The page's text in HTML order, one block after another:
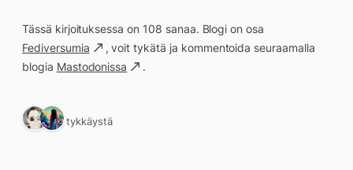
Tässä kirjoituksessa on 108 sanaa. Blogi on osa
Fediversumia
, voit tykätä ja kommentoida seuraamalla
blogia Mastodonissa .
2 tykkäystä